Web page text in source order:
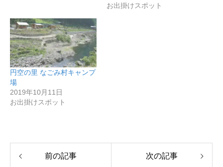
お出掛けスポット
円空の里 なごみ村キャンプ
場
2019年10月11日
お出掛けスポット
前の記事 次の記事